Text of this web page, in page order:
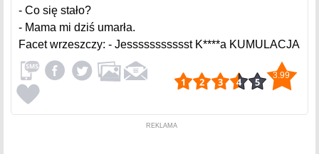
- Co się stało?
- Mama mi dziś umarła.
Facet wrzeszczy: - Jessssssssssst K****a KUMULACJA
3.99
REKLAMA